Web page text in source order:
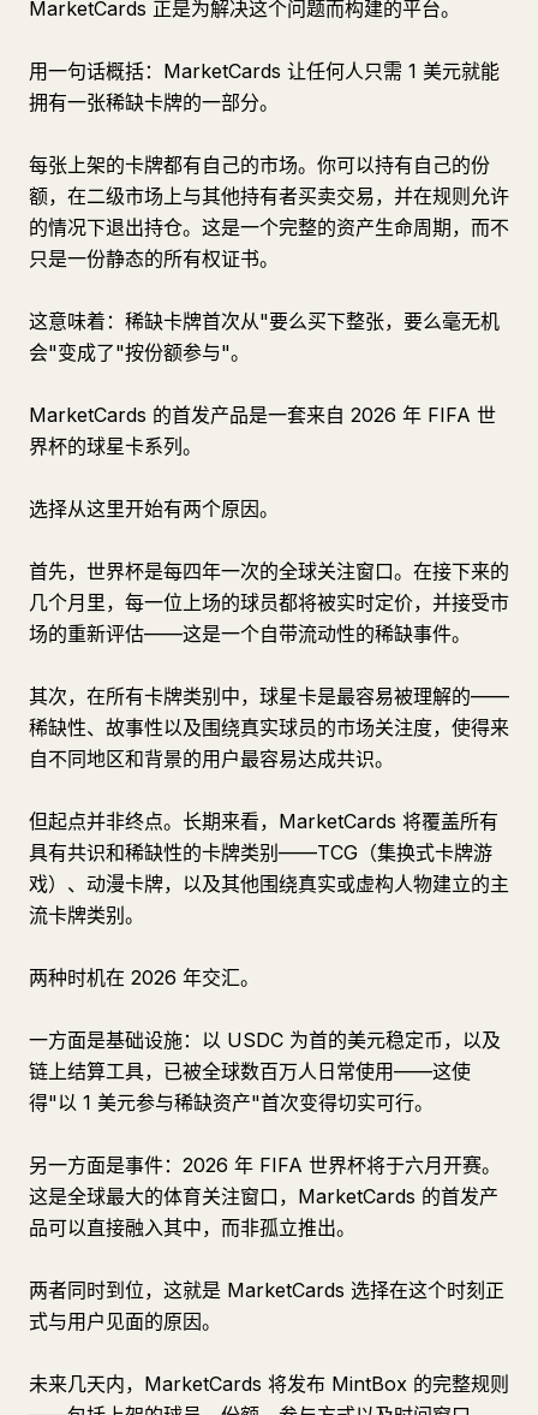
MarketCards 正是为解决这个问题而构建的平台。
用一句话概括：MarketCards 让任何人只需 1 美元就能
拥有一张稀缺卡牌的一部分。
每张上架的卡牌都有自己的市场。你可以持有自己的份
额，在二级市场上与其他持有者买卖交易，并在规则允许
的情况下退出持仓。这是一个完整的资产生命周期，而不
只是一份静态的所有权证书。
这意味着：稀缺卡牌首次从"要么买下整张，要么毫无机
会"变成了"按份额参与"。
MarketCards 的首发产品是一套来自 2026 年 FIFA 世
界杯的球星卡系列。
选择从这里开始有两个原因。
首先，世界杯是每四年一次的全球关注窗口。在接下来的
几个月里，每一位上场的球员都将被实时定价，并接受市
场的重新评估——这是一个自带流动性的稀缺事件。
其次，在所有卡牌类别中，球星卡是最容易被理解的——
稀缺性、故事性以及围绕真实球员的市场关注度，使得来
自不同地区和背景的用户最容易达成共识。
但起点并非终点。长期来看，MarketCards 将覆盖所有
具有共识和稀缺性的卡牌类别——TCG（集换式卡牌游
戏）、动漫卡牌，以及其他围绕真实或虚构人物建立的主
流卡牌类别。
两种时机在 2026 年交汇。
一方面是基础设施：以 USDC 为首的美元稳定币，以及
链上结算工具，已被全球数百万人日常使用——这使
得"以 1 美元参与稀缺资产"首次变得切实可行。
另一方面是事件：2026 年 FIFA 世界杯将于六月开赛。
这是全球最大的体育关注窗口，MarketCards 的首发产
品可以直接融入其中，而非孤立推出。
两者同时到位，这就是 MarketCards 选择在这个时刻正
式与用户见面的原因。
未来几天内，MarketCards 将发布 MintBox 的完整规则